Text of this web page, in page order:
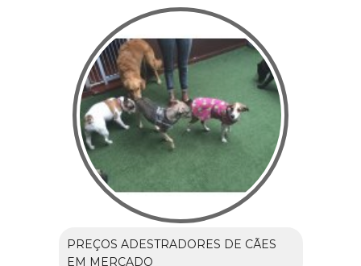
PREÇOS ADESTRADORES DE CÃES
EM MERCADO